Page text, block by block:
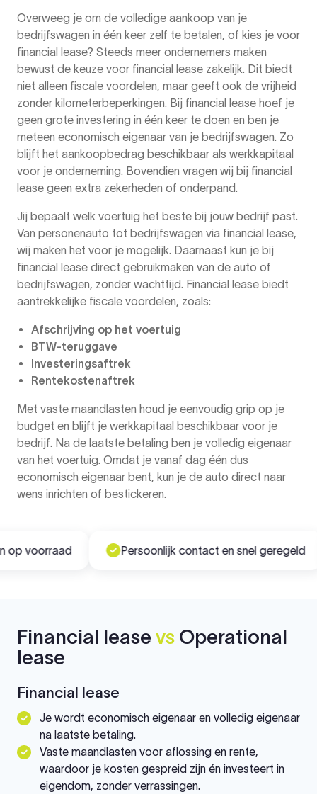
Overweeg je om de volledige aankoop van je
bedrijfswagen in één keer zelf te betalen, of kies je voor
financial lease? Steeds meer ondernemers maken
bewust de keuze voor financial lease zakelijk. Dit biedt
niet alleen fiscale voordelen, maar geeft ook de vrijheid
zonder kilometerbeperkingen. Bij financial lease hoef je
geen grote investering in één keer te doen en ben je
meteen economisch eigenaar van je bedrijfswagen. Zo
blijft het aankoopbedrag beschikbaar als werkkapitaal
voor je onderneming. Bovendien vragen wij bij financial
lease geen extra zekerheden of onderpand.
Jij bepaalt welk voertuig het beste bij jouw bedrijf past.
Van personenauto tot bedrijfswagen via financial lease,
wij maken het voor je mogelijk. Daarnaast kun je bij
financial lease direct gebruikmaken van de auto of
bedrijfswagen, zonder wachttijd. Financial lease biedt
aantrekkelijke fiscale voordelen, zoals:
Afschrijving op het voertuig
BTW-teruggave
Investeringsaftrek
Rentekostenaftrek
Met vaste maandlasten houd je eenvoudig grip op je
budget en blijft je werkkapitaal beschikbaar voor je
bedrijf. Na de laatste betaling ben je volledig eigenaar
van het voertuig. Omdat je vanaf dag één dus
economisch eigenaar bent, kun je de auto direct naar
wens inrichten of bestickeren.
voorraad Persoonlijk contact en snel geregeld
Financial lease vs Operational
lease
Financial lease
Je wordt economisch eigenaar en volledig eigenaar
na laatste betaling.
Vaste maandlasten voor aflossing en rente,
waardoor je kosten gespreid zijn én investeert in
eigendom, zonder verrassingen.